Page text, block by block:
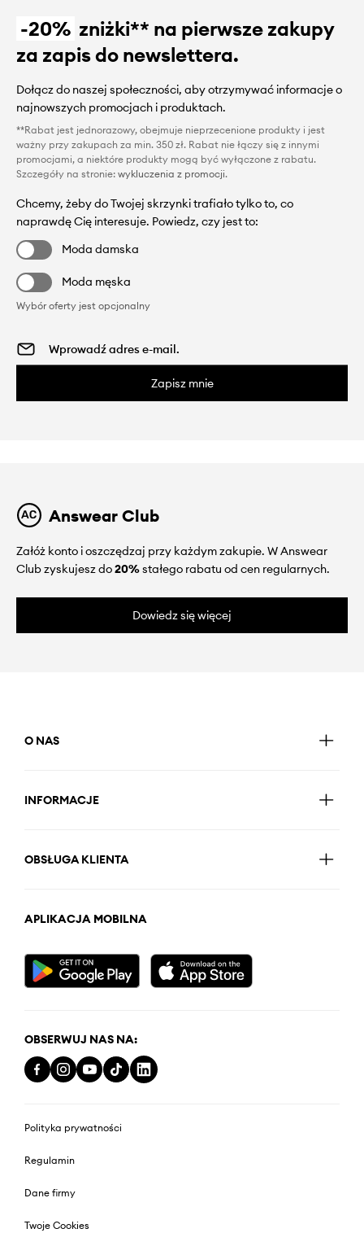
-20% zniżki** na pierwsze zakupy
za zapis do newslettera.
Dołącz do naszej społeczności, aby otrzymywać informacje o
najnowszych promocjach i produktach.
**Rabat jest jednorazowy, obejmuje nieprzecenione produkty i jest
ważny przy zakupach za min. 350 zł. Rabat nie łączy się z innymi
promocjami, a niektóre produkty mogą być wyłączone z rabatu.
Szczegóły na stronie: wykluczenia z promocji.
Chcemy, żeby do Twojej skrzynki trafiało tylko to, co
naprawdę Cię interesuje. Powiedz, czy jest to:
Moda damska
Moda męska
Wybór oferty jest opcjonalny
Zapisz mnie
Answear Club
Załóż konto i oszczędzaj przy każdym zakupie. W Answear
Club zyskujesz do20%stałego rabatu od cen regularnych.
Dowiedz się więcej
O NAS
INFORMACJE
OBSŁUGA KLIENTA
APLIKACJA MOBILNA
OBSERWUJ NAS NA:
Polityka prywatności
Regulamin
Dane firmy
Twoje Cookies